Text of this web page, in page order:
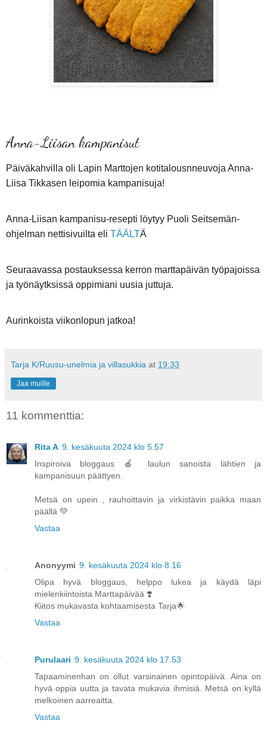
Anna-Liisan kampanisut
Päiväkahvilla oli Lapin Marttojen kotitalousnneuvoja Anna-
Liisa Tikkasen leipomia kampanisuja!
Anna-Liisan kampanisu-resepti löytyy Puoli Seitsemän-
ohjelman nettisivuilta eli TÄÄLTÄ
Seuraavassa postauksessa kerron marttapäivän työpajoissa
ja työnäytksissä oppimiani uusia juttuja.
Aurinkoista viikonlopun jatkoa!
Tarja K/Ruusu-unelmia ja villasukkia at 19:33
Jaa muille
11 kommenttia:
Rita A 9. kesäkuuta 2024 klo 5.57
Inspiroiva bloggaus 🍎 laulun sanoista lähtien ja
kampanisuun päättyen.
Metsä on upein , rauhoittavin ja virkistävin paikka maan
päällä 💚
Vastaa
Anonyymi 9. kesäkuuta 2024 klo 8.16
Olipa hyvä bloggaus, helppo lukea ja käydä läpi
mielenkiintoista Marttapäivää ❣️
Kiitos mukavasta kohtaamisesta Tarja🌟
Vastaa
Purulaari 9. kesäkuuta 2024 klo 17.53
Tapaaminenhan on ollut varsinainen opintopäivä. Aina on
hyvä oppia uutta ja tavata mukavia ihmisiä. Metsä on kyllä
melkoinen aarreaitta.
Vastaa